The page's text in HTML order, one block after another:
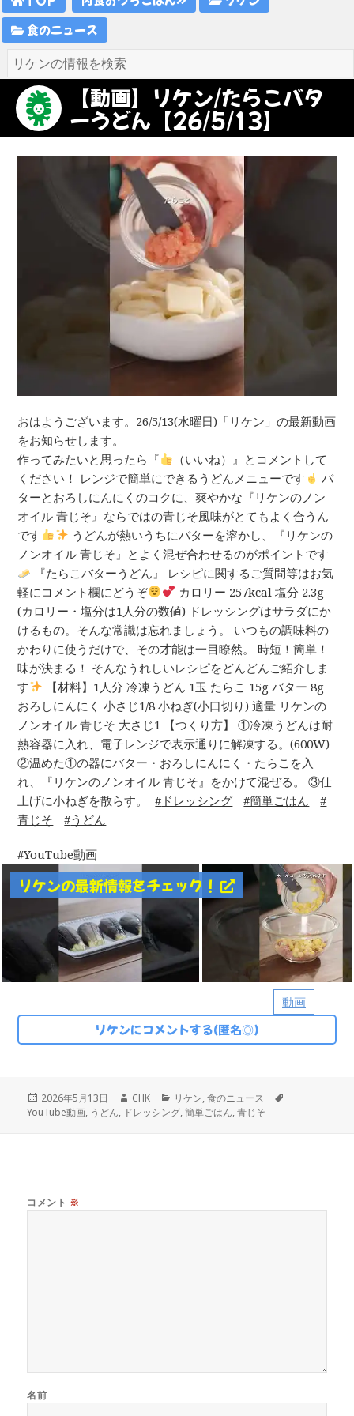
食のニュース
【動画】リケン/たらこバタ
ーうどん【26/5/13】
おはようございます。26/5/13(水曜日)「リケン」の最新動画
をお知らせします。
作ってみたいと思ったら『
（いいね）』とコメントして
ください！ レンジで簡単にできるうどんメニューです
バ
ターとおろしにんにくのコクに、爽やかな『リケンのノン
オイル 青じそ』ならではの青じそ風味がとてもよく合うん
です
うどんが熱いうちにバターを溶かし、『リケンの
ノンオイル 青じそ』とよく混ぜ合わせるのがポイントです
『たらこバターうどん』 レシピに関するご質問等はお気
軽にコメント欄にどうぞ
カロリー 257kcal 塩分 2.3g
(カロリー・塩分は1人分の数値) ドレッシングはサラダにか
けるもの。そんな常識は忘れましょう。 いつもの調味料の
かわりに使うだけで、その才能は一目瞭然。 時短！簡単！
味が決まる！ そんなうれしいレシピをどんどんご紹介しま
す
【材料】1人分 冷凍うどん 1玉 たらこ 15g バター 8g
おろしにんにく 小さじ1/8 小ねぎ(小口切り) 適量 リケンの
ノンオイル 青じそ 大さじ1 【つくり方】 ①冷凍うどんは耐
熱容器に入れ、電子レンジで表示通りに解凍する。(600W)
②温めた①の器にバター・おろしにんにく・たらこを入
れ、『リケンのノンオイル 青じそ』をかけて混ぜる。 ③仕
上げに小ねぎを散らす。
ドレッシング
簡単ごはん
青じそ
うどん
動画
YouTube動画
リケンの最新情報をチェック！
リケンにコメントする(匿名◎)
投
稿
2026年5月13日
作
成
CHK
カ
テ
リケン,食のニュース
YouTube動画, うどん, ドレッシング,簡単ごはん,青じそ
コメント ※
名前